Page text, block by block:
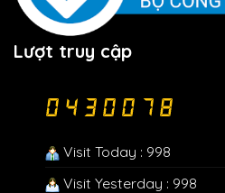
Lượt truy cập
Visit Today : 998
Visit Yesterday : 998